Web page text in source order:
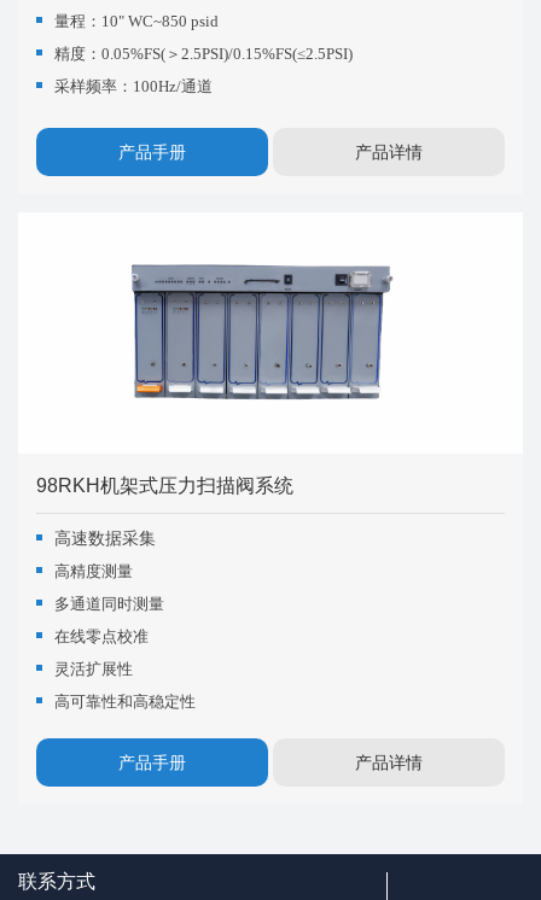
量程：10" WC~850 psid
精度：0.05%FS(＞2.5PSI)/0.15%FS(≤2.5PSI)
采样频率：100Hz/通道
产品手册 产品详情
98RKH机架式压力扫描阀系统
高速数据采集
高精度测量
多通道同时测量
在线零点校准
灵活扩展性
高可靠性和高稳定性
产品手册 产品详情
联系方式